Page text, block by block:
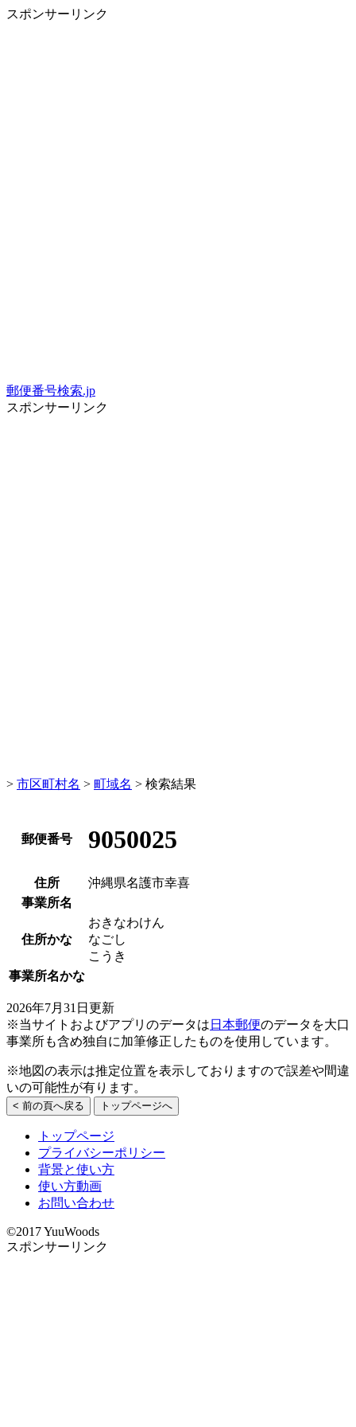
スポンサーリンク
郵便番号検索.jp
スポンサーリンク
> 市区町村名 > 町域名 > 検索結果
郵便番号 9050025
住所
沖縄県名護市幸喜
事業所名
住所かな
おきなわけん
なごし
こうき
事業所名かな
2026年7月31日更新
※当サイトおよびアプリのデータは 日本郵便のデータを大口
事業所も含め独自に加筆修正したものを使用しています。
※地図の表示は推定位置を表示しておりますので誤差や間違
いの可能性が有ります。
< 前の頁へ戻る トップページへ
トップページ
プライバシーポリシー
背景と使い方
使い方動画
お問い合わせ
©2017 YuuWoods
スポンサーリンク